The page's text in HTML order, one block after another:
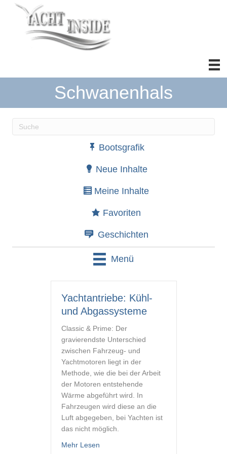
Schwanenhals
Wenn die Ergebnisse der automatischen
Bootsgrafik
Neue Inhalte
Meine Inhalte
Favoriten
Geschichten
Menü
Yachtantriebe: Kühl-
und Abgassysteme
Classic & Prime: Der
gravierendste Unterschied
zwischen Fahrzeug- und
Yachtmotoren liegt in der
Methode, wie die bei der Arbeit
der Motoren entstehende
Wärme abgeführt wird. In
Fahrzeugen wird diese an die
Luft abgegeben, bei Yachten ist
das nicht möglich.
Mehr Lesenabout Yachtantriebe: Kühl- und